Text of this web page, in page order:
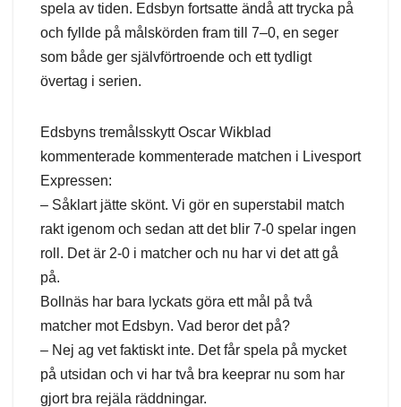
spela av tiden. Edsbyn fortsatte ändå att trycka på
och fyllde på målskörden fram till 7–0, en seger
som både ger självförtroende och ett tydligt
övertag i serien.
Edsbyns tremålsskytt Oscar Wikblad
kommenterade kommenterade matchen i Livesport
Expressen:
– Såklart jätte skönt. Vi gör en superstabil match
rakt igenom och sedan att det blir 7-0 spelar ingen
roll. Det är 2-0 i matcher och nu har vi det att gå
på.
Bollnäs har bara lyckats göra ett mål på två
matcher mot Edsbyn. Vad beror det på?
– Nej ag vet faktiskt inte. Det får spela på mycket
på utsidan och vi har två bra keeprar nu som har
gjort bra rejäla räddningar.